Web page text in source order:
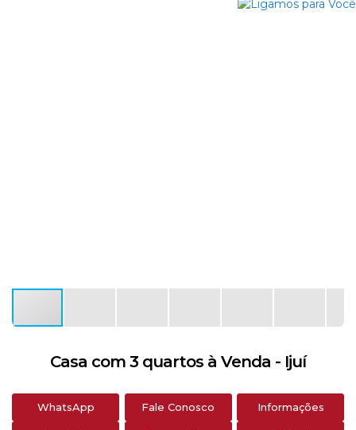
Casa com 3 quartos à Venda - Ijuí
WhatsApp Fale Conosco Informações